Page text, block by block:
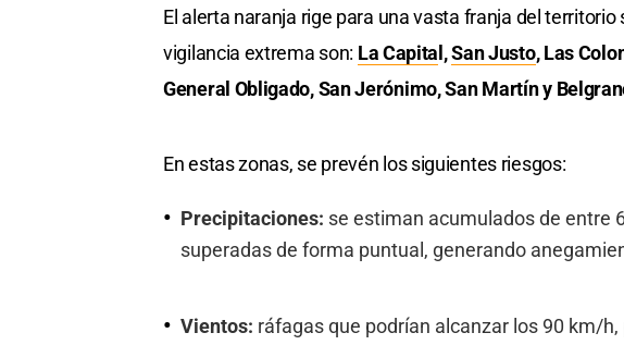
El alerta naranja rige para una vasta franja del
vigilancia extrema son: La Capita l,San Justo, Las
General Obligado, San Jerónimo, San Martín y
En estas zonas, se prevén los siguientes riesgos:
Precipitaciones: se estiman acumulados de entre
superadas de forma puntual, generando
Vientos: ráfagas que podrían alcanzar los 90 km/